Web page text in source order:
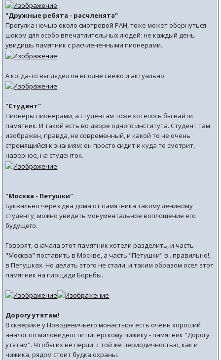
"Дружные ребята - расчленята"
Прогулка ночью около смотровой РАН, тоже может обернуться
шоком для особо впечатлительных людей: не каждый день
увидишь памятник с расчлененными пионерами.
А когда-то выглядел он вполне свежо и актуально.
"Студент"
Пионеры пионерами, а студентам тоже хотелось бы найти
памятник. И такой есть во дворе одного института. Студент там
изображен, правда, не современный, и какой то не очень
стремящийся к знаниям: он просто сидит и куда то смотрит,
наверное, на студенток.
"Москва - Петушки"
Буквально через два дома от памятника такому ленивому
студенту, можно увидеть монументальное воплощение его
будущего.
Говорят, сначала этот памятник хотели разделить, и часть
"Москва" поставить в Москве, а часть "Петушки" в.. правильно!,
в Петушках. Но делать этого не стали, и таким образом осел этот
памятник на площади Борьбы.
Дорогу утятам!
В скверике у Новодевичьего монастыря есть очень хороший
аналог по миловидности питерскому чижику - памятник "Дорогу
утятам". Чтобы их не пёрли, с той же периодичностью, как и
чижика, рядом стоит будка охраны.